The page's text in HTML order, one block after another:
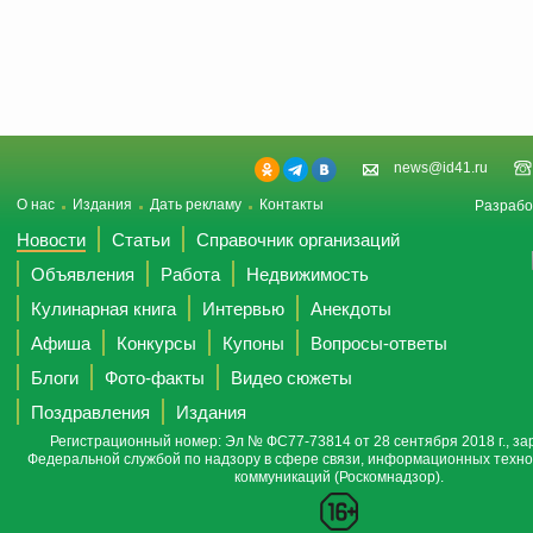
news@id41.ru
О нас Издания Дать рекламу Контакты
Новости Статьи
Справочник организаций
Объявления
Работа
Недвижимость
Кулинарная книга
Интервью
Анекдоты
Афиша
Конкурсы Купоны
Вопросы-ответы
Блоги
Фото-факты
Видео сюжеты
Поздравления
Издания
Регистрационный номер: Эл № ФС77-73814 от 28 сентября 2018 г.,
Федеральной службой по надзору в сфере связи, информационных
коммуникаций (Роскомнадзор).